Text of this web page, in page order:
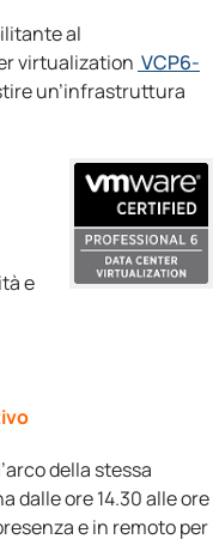
al
virtualization VCP6-
un’infrastruttura
e
della stessa
dalle ore 14.30 alle ore
e in remoto per